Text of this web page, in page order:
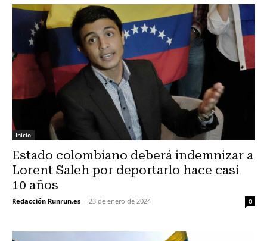
Inicio
Estado colombiano deberá indemnizar a
Lorent Saleh por deportarlo hace casi
10 años
Redacción Runrun.es - 23 de enero de 2024 0